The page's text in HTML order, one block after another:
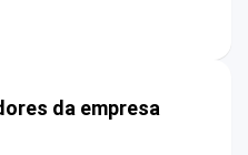
da empresa